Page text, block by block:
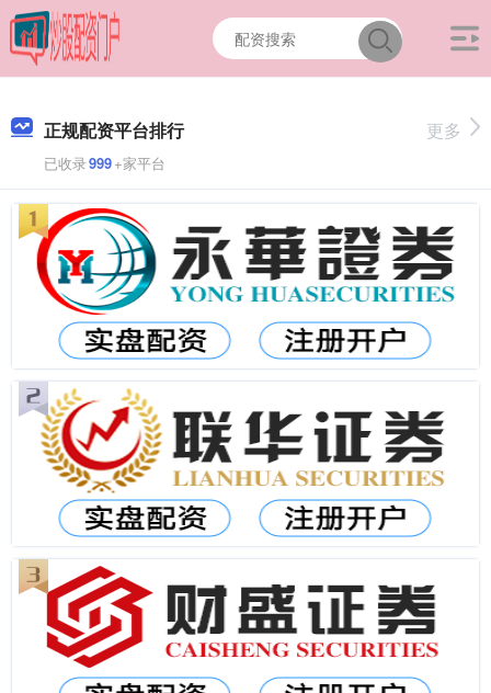
正规配资平台排行
已收录999+家平台
更多